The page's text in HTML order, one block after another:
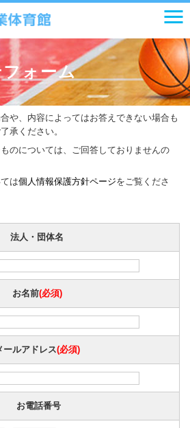
ォーム
や、内容によってはお答えできない場合も
承ください。
のについては、ご回答しておりませんの
は個人情報保護方針ページをご覧くださ
法人・団体名
お名前(必須)
ールアドレス(必須)
お電話番号